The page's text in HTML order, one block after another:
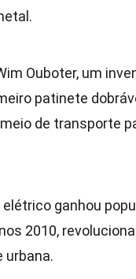
Ouboter, um
patinete
de transporte
ganhou
2010,
urbana.